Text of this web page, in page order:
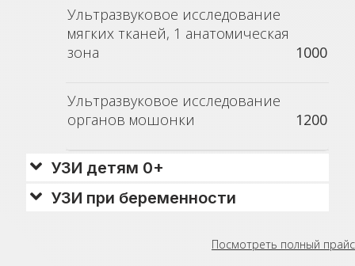
Ультразвуковое исследование
мягких тканей, 1 анатомическая
зона
1000
Ультразвуковое исследование
органов мошонки
1200
УЗИ детям 0+
УЗИ при беременности
Посмотреть полный прайс